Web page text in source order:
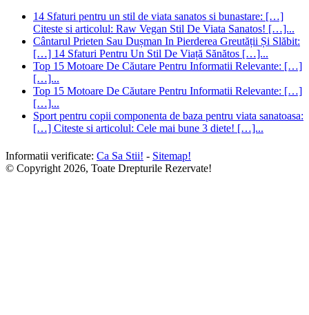
14 Sfaturi pentru un stil de viata sanatos si bunastare: […]
Citeste si articolul: Raw Vegan Stil De Viata Sanatos! […]...
Cântarul Prieten Sau Dușman In Pierderea Greutății Și Slăbit:
[…] 14 Sfaturi Pentru Un Stil De Viață Sănătos […]...
Top 15 Motoare De Căutare Pentru Informatii Relevante: […]
[…]...
Top 15 Motoare De Căutare Pentru Informatii Relevante: […]
[…]...
Sport pentru copii componenta de baza pentru viata sanatoasa:
[…] Citeste si articolul: Cele mai bune 3 diete! […]...
Informatii verificate: Ca Sa Stii! - Sitemap!
© Copyright 2026, Toate Drepturile Rezervate!